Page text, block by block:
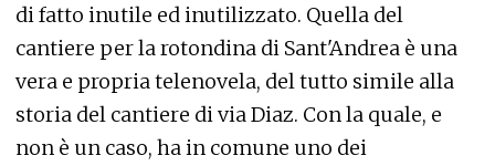
di fatto inutile ed inutilizzato. Quella del
cantiere per la rotondina di Sant'Andrea è una
vera e propria telenovela, del tutto simile alla
storia del cantiere di via Diaz. Con la quale, e
non è un caso, ha in comune uno dei